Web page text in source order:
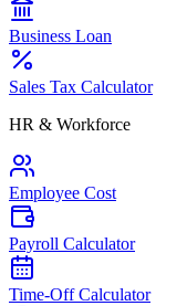
Business Loan
Sales Tax Calculator
HR & Workforce
Employee Cost
Payroll Calculator
Time-Off Calculator